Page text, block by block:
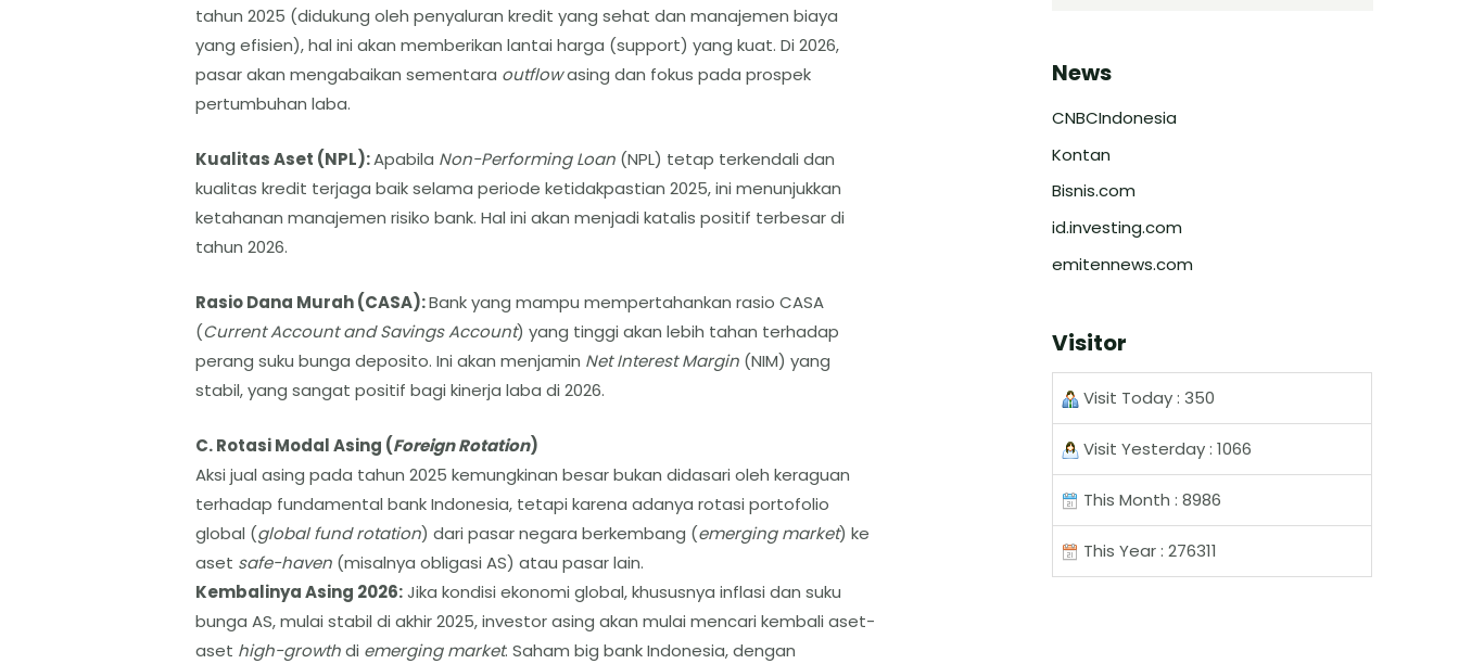
tahun 2025 (didukung oleh penyaluran kredit yang sehat dan manajemen biaya
yang efisien), hal ini akan memberikan lantai harga (support) yang kuat. Di 2026,
pasar akan mengabaikan sementara outflowasing dan fokus pada prospek
pertumbuhan laba.
Kualitas Aset (NPL):Apabila Non-Performing Loan(NPL) tetap terkendali dan
kualitas kredit terjaga baik selama periode ketidakpastian 2025, ini menunjukkan
ketahanan manajemen risiko bank. Hal ini akan menjadi katalis positif terbesar di
tahun 2026.
Rasio Dana Murah (CASA):Bank yang mampu mempertahankan rasio CASA
(Current Account and Savings Account) yang tinggi akan lebih tahan terhadap
perang suku bunga deposito. Ini akan menjamin Net Interest Margin(NIM) yang
stabil, yang sangat positif bagi kinerja laba di 2026.
C. Rotasi Modal Asing (Foreign Rotation)
Aksi jual asing pada tahun 2025 kemungkinan besar bukan didasari oleh keraguan
terhadap fundamental bank Indonesia, tetapi karena adanya rotasi portofolio
global (global fund rotation) dari pasar negara berkembang (emerging market) ke
aset safe-haven(misalnya obligasi AS) atau pasar lain.
​Kembalinya Asing 2026:Jika kondisi ekonomi global, khususnya inflasi dan suku
bunga AS, mulai stabil di akhir 2025, investor asing akan mulai mencari kembali aset-
aset high-growthdi emerging market. Saham big bank Indonesia, dengan
News
CNBCIndonesia
Kontan
Bisnis.com
id.investing.com
emitennews.com
Visitor
Visit Today : 350
Visit Yesterday : 1066
This Month : 8986
This Year : 276311